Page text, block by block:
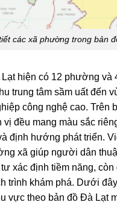
các xã phường trong bản
hiện có 12 phường và
trung tâm sầm uất đến
công nghệ cao. Trên
vị đều mang màu sắc
định hướng phát triển.
xã giúp người dân
xác định tiềm năng, còn
trình khám phá. Dưới
vực theo bản đồ Đà Lạt